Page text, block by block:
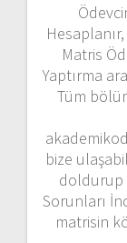
Matris
Yaptırma
Tüm
bize
doldurup
Sorunları
matrisin